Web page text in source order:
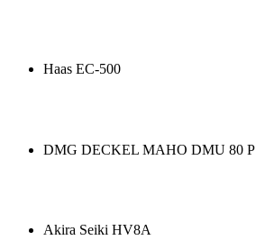
Haas EC-500
DMG DECKEL MAHO DMU 80 P
Akira Seiki HV8A